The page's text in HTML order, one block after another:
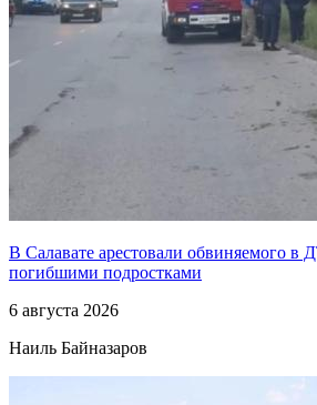
В Салавате арестовали обвиняемого в
погибшими подростками
6 августа 2026
Наиль Байназаров